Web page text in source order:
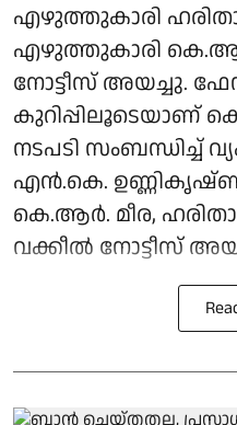
എഴുത്തുകാരി ഹരിതാ
എഴുത്തുകാരി
നോട്ടീസ് അയച്ചു.
കുറിപ്പിലൂടെയാണ്
നടപടി സംബന്ധിച്ച്
എന്‍.കെ.
കെ.ആര്‍. മീര, ഹരിതാ
വക്കീല്‍ നോട്ടീസ്